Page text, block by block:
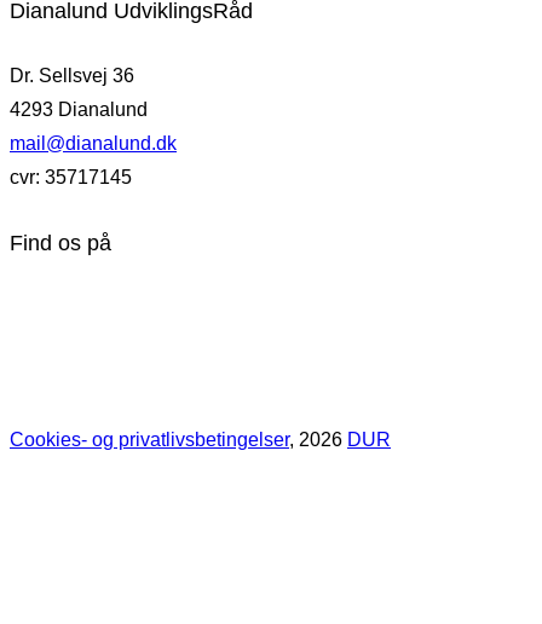
Dianalund UdviklingsRåd
Dr. Sellsvej 36
4293 Dianalund
mail@dianalund.dk
cvr: 35717145
Find os på
Cookies- og privatlivsbetingelser, 2026 DUR